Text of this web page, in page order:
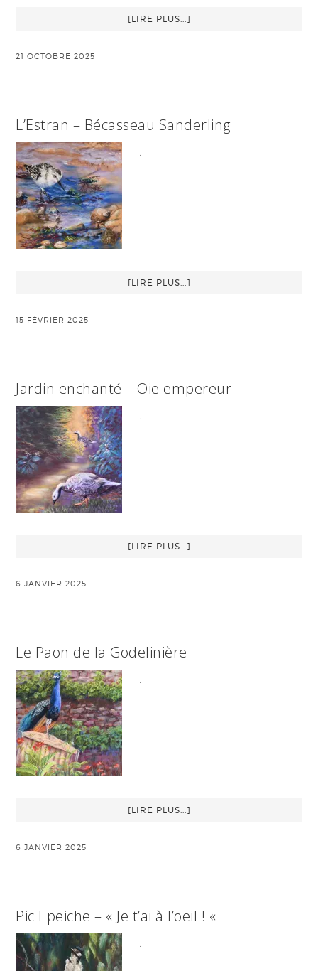
[LIRE PLUS...]
21 OCTOBRE 2025
L’Estran – Bécasseau Sanderling
…
[LIRE PLUS...]
15 FÉVRIER 2025
Jardin enchanté – Oie empereur
…
[LIRE PLUS...]
6 JANVIER 2025
Le Paon de la Godelinière
…
[LIRE PLUS...]
6 JANVIER 2025
Pic Epeiche – « Je t’ai à l’oeil ! «
…